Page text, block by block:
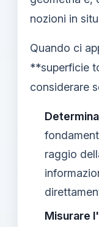
nozioni in
Quando ci
**superficie
considerare
raggio
Misurare